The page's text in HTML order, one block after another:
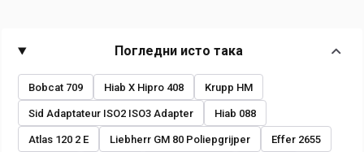
Погледни исто така
Bobcat 709 Hiab X Hipro 408 Krupp HM
Sid Adaptateur ISO2 ISO3 Adapter Hiab 088
Atlas 120 2 E Liebherr GM 80 Poliepgrijper Effer 2655